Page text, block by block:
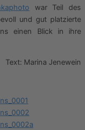
war Teil des
und gut platzierte
einen Blick in ihre
Text: Marina Jenewein